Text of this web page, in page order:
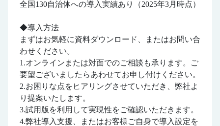
全国130自治体への導入実績あり（2025年3月時点）
◆導入方法
まずはお気軽に資料ダウンロード、またはお問い合
わせください。
1.オンラインまたは対面でのご相談も承ります。ご
要望ございましたらあわせてお申し付けください。
2.お困りな点をヒアリングさせていただき、弊社よ
り提案いたします。
3.試用版を利用して実現性をご確認いただきます。
4.弊社導入支援、またはお客様ご自身で導入設定を